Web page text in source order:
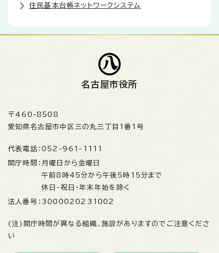
住民基本台帳ネットワークシステム
名古屋市役所
〒460-8508
愛知県名古屋市中区三の丸三丁目1番1号
代表電話： 052-961-1111
開庁時間： 月曜日から金曜日
午前8時45分から午後5時15分まで
休日・祝日・年末年始を除く
法人番号： 3000020231002
(注)開庁時間が異なる組織、施設がありますのでご注意くださ
い